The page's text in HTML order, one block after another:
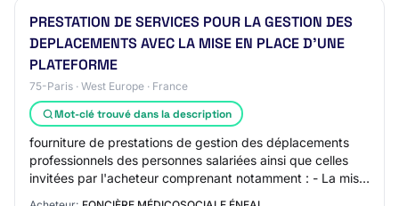
PRESTATION DE SERVICES POUR LA GESTION DES
DEPLACEMENTS AVEC LA MISE EN PLACE D'UNE
PLATEFORME
75-Paris · West Europe · France
Mot-clé trouvé dans la description
fourniture de prestations de gestion des déplacements
professionnels des personnes salariées ainsi que celles
invitées par l'acheteur comprenant notamment : - La mise
à disposition et l'exploitation…